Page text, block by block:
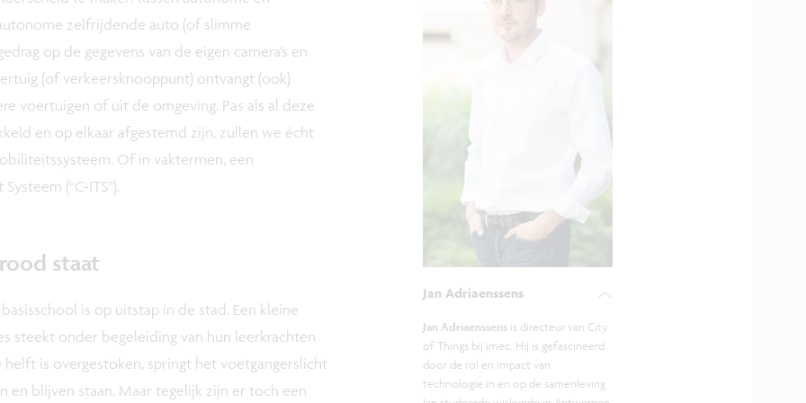
zelfrijdende auto (of slimme
op de gegevens van de eigen camera’s en
(of verkeersknooppunt) ontvangt (ook)
voertuigen of uit de omgeving. Pas als al deze
en op elkaar afgestemd zijn, zullen we écht
Of in vaktermen, een
(“C-ITS”).
staat
is op uitstap in de stad. Een kleine
steekt onder begeleiding van hun leerkrachten
is overgestoken, springt het voetgangerslicht
en blijven staan. Maar tegelijk zijn er toch een
Jan Adriaenssens
Jan Adriaenssensis directeur van City
of Things bij imec. Hij is gefascineerd
door de rol en impact van
technologie in en op de samenleving.